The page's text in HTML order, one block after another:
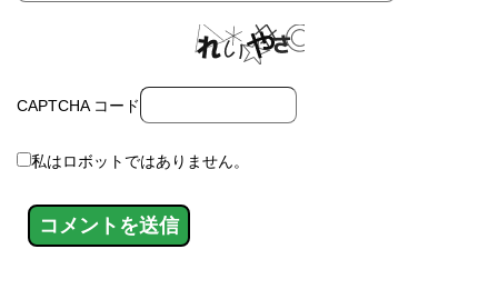
CAPTCHA コード
私はロボットではありません。